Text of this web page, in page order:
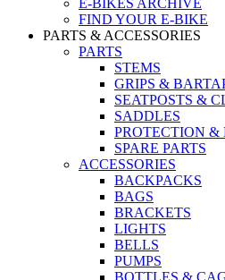
E-BIKES ARCHIVE
FIND YOUR E-BIKE
PARTS & ACCESSORIES
PARTS
STEMS
GRIPS &
SEATPOSTS &
SADDLES
PROTECTION &
SPARE PARTS
ACCESSORIES
BACKPACKS
BAGS
BRACKETS
LIGHTS
BELLS
PUMPS
BOTTLES &